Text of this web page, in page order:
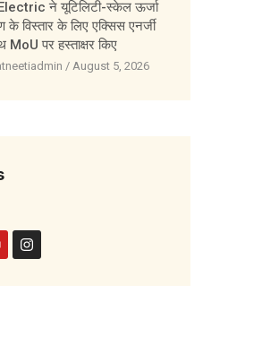
ने यूटिलिटी-स्केल ऊर्जा
के विस्तार के लिए एक्सिस एनर्जी
MoU पर हस्ताक्षर किए
August 5, 2026